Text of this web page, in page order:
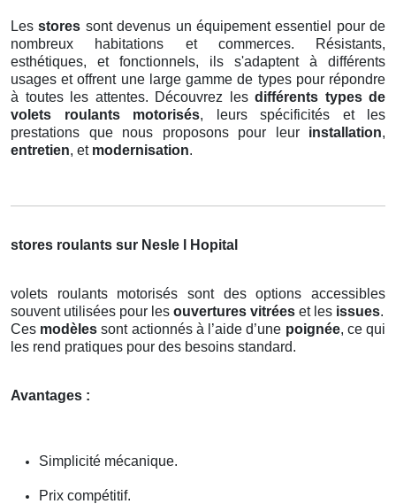
Lesstores sont devenus un équipement essentiel pour de
nombreux habitations et commerces. Résistants,
esthétiques, et fonctionnels, ils s'adaptent à différents
usages et offrent une large gamme de types pour répondre
à toutes les attentes. Découvrez les différents types de
volets roulants motorisés, leurs spécificités et les
prestations que nous proposons pour leur installation,
entretien, et modernisation.
stores roulants sur Nesle l Hopital
volets roulants motorisés sont des options accessibles
souvent utilisées pour les ouvertures vitrées et les issues.
Ces modèles sont actionnés à l’aide d’une poignée, ce qui
les rend pratiques pour des besoins standard.
Avantages :
Simplicité mécanique.
Prix compétitif.